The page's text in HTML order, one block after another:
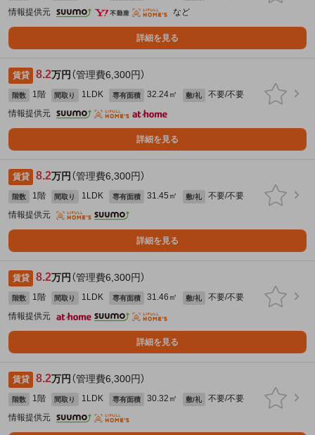
情報提供元
など
詳細を見る
賃貸 8.2万円 （管理費6,300円）
階数 1階 間取り 1LDK 専有面積 32.24㎡ 敷/礼
不要/不要
情報提供元
詳細を見る
賃貸 8.2万円 （管理費6,300円）
階数 1階 間取り 1LDK 専有面積 31.45㎡ 敷/礼
不要/不要
情報提供元
詳細を見る
賃貸 8.2万円 （管理費6,300円）
階数 1階 間取り 1LDK 専有面積 31.46㎡ 敷/礼
不要/不要
情報提供元
詳細を見る
賃貸 8.2万円 （管理費6,300円）
階数 1階 間取り 1LDK 専有面積 30.32㎡ 敷/礼
不要/不要
情報提供元